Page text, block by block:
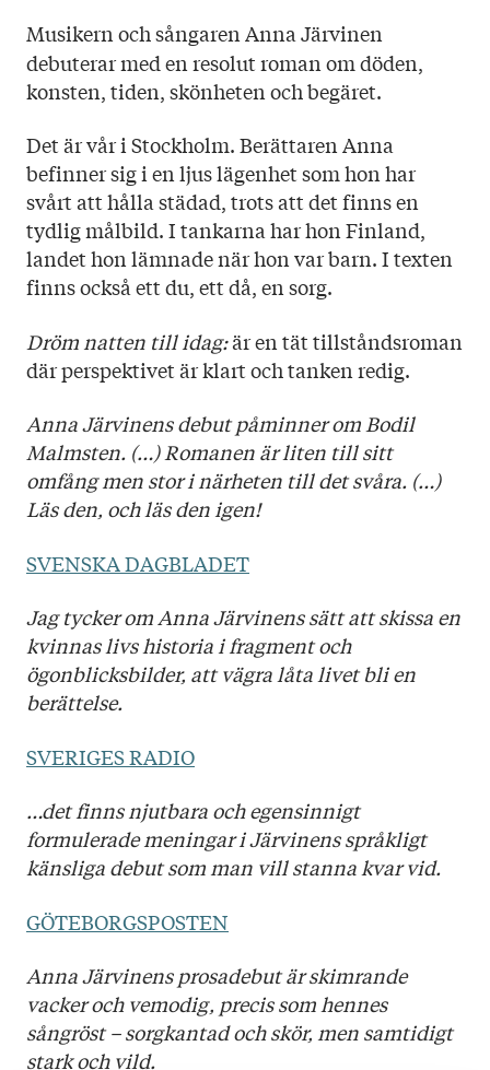
Musikern och sångaren Anna Järvinen
debuterar med en resolut roman om döden,
konsten, tiden, skönheten och begäret.
Det är vår i Stockholm. Berättaren Anna
befinner sig i en ljus lägenhet som hon har
svårt att hålla städad, trots att det finns en
tydlig målbild. I tankarna har hon Finland,
landet hon lämnade när hon var barn. I texten
finns också ett du, ett då, en sorg.
Dröm natten till idag:är en tät tillståndsroman
där perspektivet är klart och tanken redig.
Anna Järvinens debut påminner om Bodil
Malmsten. (…) Romanen är liten till sitt
omfång men stor i närheten till det svåra. (…)
Läs den, och läs den igen!
SVENSKA DAGBLADET
Jag tycker om Anna Järvinens sätt att skissa en
kvinnas livs historia i fragment och
ögonblicksbilder, att vägra låta livet bli en
berättelse.
SVERIGES RADIO
…det finns njutbara och egensinnigt
formulerade meningar i Järvinens språkligt
känsliga debut som man vill stanna kvar vid.
GÖTEBORGSPOSTEN
Anna Järvinens prosadebut är skimrande
vacker och vemodig, precis som hennes
sångröst – sorgkantad och skör, men samtidigt
stark och vild.